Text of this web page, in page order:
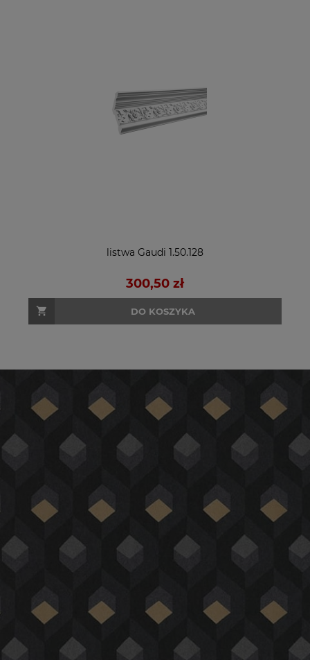
listwa Gaudi 1.50.128
300,50 zł
DO KOSZYKA